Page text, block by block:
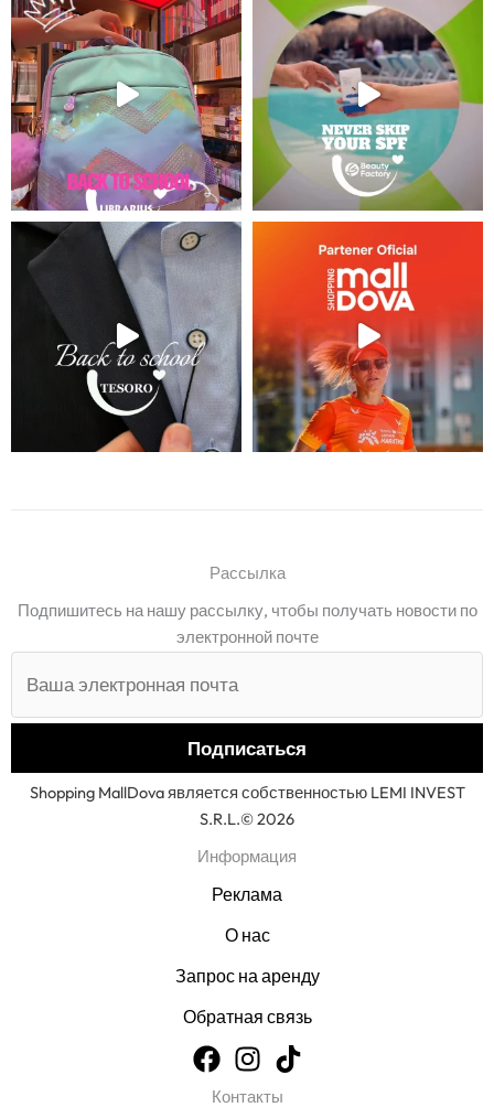
Рассылка
Подпишитесь на нашу рассылку, чтобы получать новости по
электронной почте
Shopping MallDova является собственностью LEMI INVEST
S.R.L.© 2026
Информация
Реклама
О нас
Запрос на аренду
Обратная связь
Контакты